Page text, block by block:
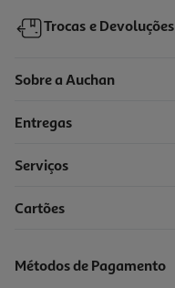
Trocas e Devoluções
Sobre a Auchan
Entregas
Serviços
Cartões
Métodos de Pagamento